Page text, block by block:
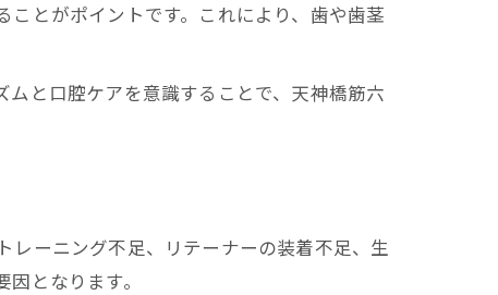
とがポイントです。これにより、歯や歯茎
と口腔ケアを意識することで、天神橋筋六
レーニング不足、リテーナーの装着不足、生
となります。